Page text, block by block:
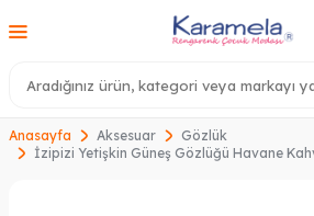
Anasayfa Aksesuar
Gözlük
İzipizi Yetişkin Güneş Gözlüğü Havane